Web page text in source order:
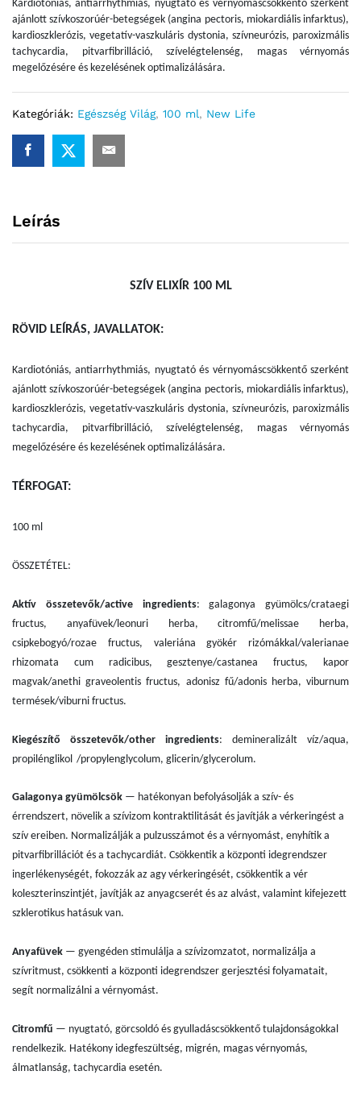
Kardiotóniás, antiarrhythmiás, nyugtató és vérnyomáscsökkentő szerként
ajánlott szívkoszorúér-betegségek (angina pectoris, miokardiális infarktus),
kardioszklerózis, vegetatív-vaszkuláris dystonia, szívneurózis, paroxizmális
tachycardia, pitvarfibrilláció, szívelégtelenség, magas vérnyomás
megelőzésére és kezelésének optimalizálására.
Kategóriák: Egészség Világ, 100 ml, New Life
Leírás
SZÍV ELIXÍR 100 ML
RÖVID LEÍRÁS, JAVALLATOK:
Kardiotóniás, antiarrhythmiás, nyugtató és vérnyomáscsökkentő szerként
ajánlott szívkoszorúér-betegségek (angina pectoris, miokardiális infarktus),
kardioszklerózis, vegetatív-vaszkuláris dystonia, szívneurózis, paroxizmális
tachycardia, pitvarfibrilláció, szívelégtelenség, magas vérnyomás
megelőzésére és kezelésének optimalizálására.
TÉRFOGAT:
100 ml
ÖSSZETÉTEL:
Aktív összetevők/active ingredients: galagonya gyümölcs/crataegi
fructus, anyafüvek/leonuri herba, citromfű/melissae herba,
csipkebogyó/rozae fructus, valeriána gyökér rizómákkal/valerianae
rhizomata cum radicibus, gesztenye/castanea fructus, kapor
magvak/anethі graveolentіs fructus, adonisz fű/adonis herba, viburnum
termések/viburni fructus.
Kiegészítő összetevők/other ingredients: demineralizált víz/aqua,
propilénglikol /propylenglycolum, glicerin/glycerolum.
Galagonya gyümölcsök — hatékonyan befolyásolják a szív- és
érrendszert, növelik a szívizom kontraktilitását és javítják a vérkeringést a
szív ereiben. Normalizálják a pulzusszámot és a vérnyomást, enyhítik a
pitvarfibrillációt és a tachycardiát. Csökkentik a központi idegrendszer
ingerlékenységét, fokozzák az agy vérkeringését, csökkentik a vér
koleszterinszintjét, javítják az anyagcserét és az alvást, valamint kifejezett
szklerotikus hatásuk van.
Anyafüvek — gyengéden stimulálja a szívizomzatot, normalizálja a
szívritmust, csökkenti a központi idegrendszer gerjesztési folyamatait,
segít normalizálni a vérnyomást.
Citromfű — nyugtató, görcsoldó és gyulladáscsökkentő tulajdonságokkal
rendelkezik. Hatékony idegfeszültség, migrén, magas vérnyomás,
álmatlanság, tachycardia esetén.